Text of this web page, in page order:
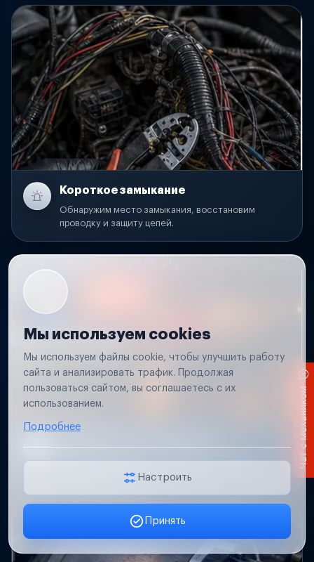
Короткое замыкание
Обнаружим место замыкания, восстановим
проводку и защиту цепей.
Проверим проводку и разъемы, восстановим
освещение прицепа.
Мы используем cookies
Мы используем файлы cookie, чтобы улучшить работу
сайта и анализировать трафик. Продолжая
пользоваться сайтом, вы соглашаетесь с их
использованием.
Подробнее
Настроить
Принять
Заявка онлайн
Чат с механиком